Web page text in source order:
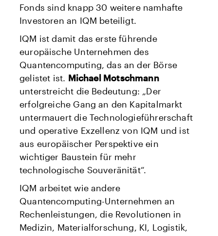
Fonds sind knapp 30 weitere namhafte
Investoren an IQM beteiligt.
IQM ist damit das erste führende
europäische Unternehmen des
Quantencomputing, das an der Börse
gelistet ist. Michael Motschmann
unterstreicht die Bedeutung: „Der
erfolgreiche Gang an den Kapitalmarkt
untermauert die Technologieführerschaft
und operative Exzellenz von IQM und ist
aus europäischer Perspektive ein
wichtiger Baustein für mehr
technologische Souveränität“.
IQM arbeitet wie andere
Quantencomputing-Unternehmen an
Rechenleistungen, die Revolutionen in
Medizin, Materialforschung, KI, Logistik,